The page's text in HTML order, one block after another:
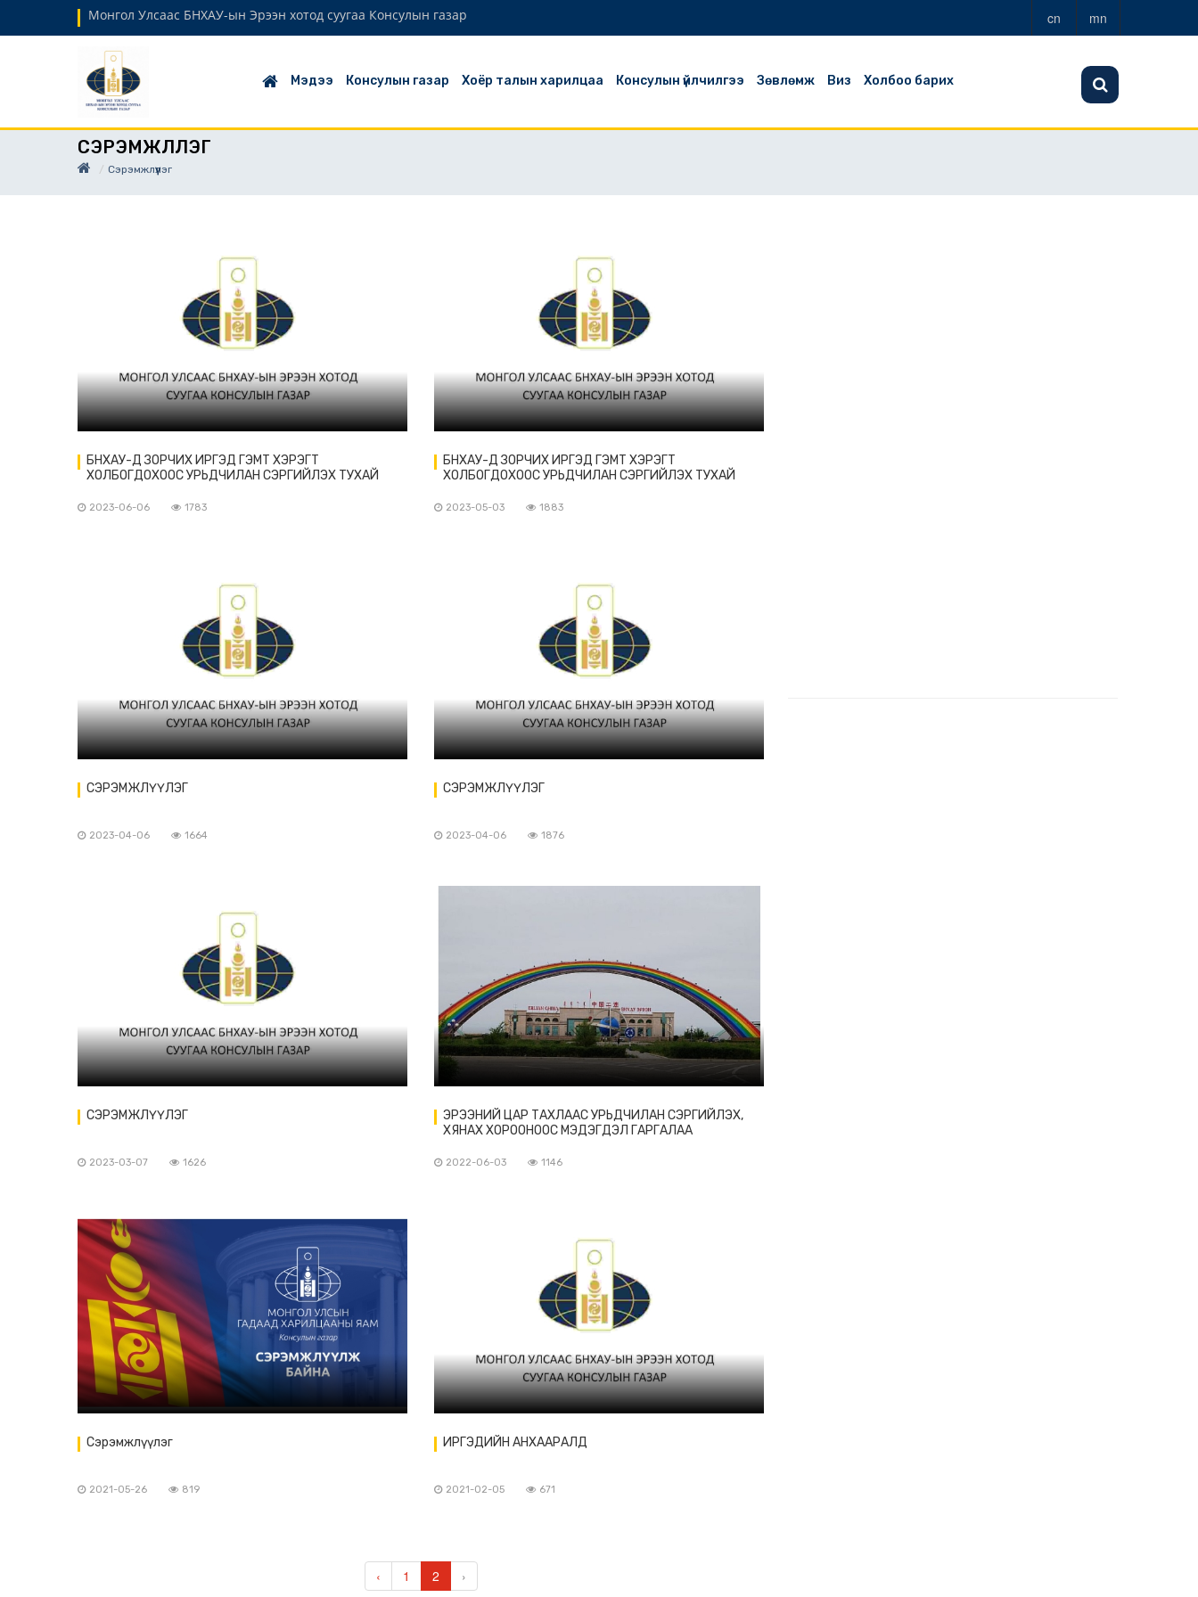
Монгол Улсаас БНХАУ-ын Эрээн хотод суугаа Консулын газар cn mn
Мэдээ Консулын газар Хоёр талын харилцаа Консулын үйлчилгээ Зөвлөмж Виз Холбоо барих
СЭРЭМЖЛҮҮЛЭГ
Сэрэмжлүүлэг
БНХАУ-Д ЗОРЧИХ ИРГЭД ГЭМТ ХЭРЭГТ
ХОЛБОГДОХООС УРЬДЧИЛАН СЭРГИЙЛЭХ ТУХАЙ
2023-06-06 1783
БНХАУ-Д ЗОРЧИХ ИРГЭД ГЭМТ ХЭРЭГТ
ХОЛБОГДОХООС УРЬДЧИЛАН СЭРГИЙЛЭХ ТУХАЙ
2023-05-03 1883
СЭРЭМЖЛҮҮЛЭГ
2023-04-06 1664
СЭРЭМЖЛҮҮЛЭГ
2023-04-06 1876
СЭРЭМЖЛҮҮЛЭГ
2023-03-07 1626
ЭРЭЭНИЙ ЦАР ТАХЛААС УРЬДЧИЛАН СЭРГИЙЛЭХ,
ХЯНАХ ХОРООНООС МЭДЭГДЭЛ ГАРГАЛАА
2022-06-03 1146
Сэрэмжлүүлэг
2021-05-26 819
ИРГЭДИЙН АНХААРАЛД
2021-02-05 671
‹ 1 2 ›